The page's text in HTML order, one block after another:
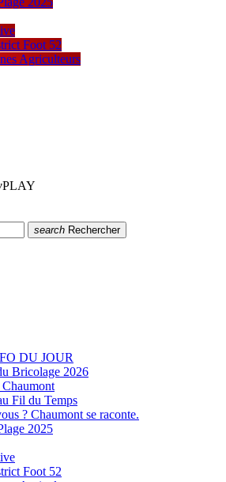
Foot 52
Agriculteurs
PLAY
search Rechercher
DU JOUR
Bricolage 2026
Fil du Temps
? Chaumont se raconte.
2025
Foot 52